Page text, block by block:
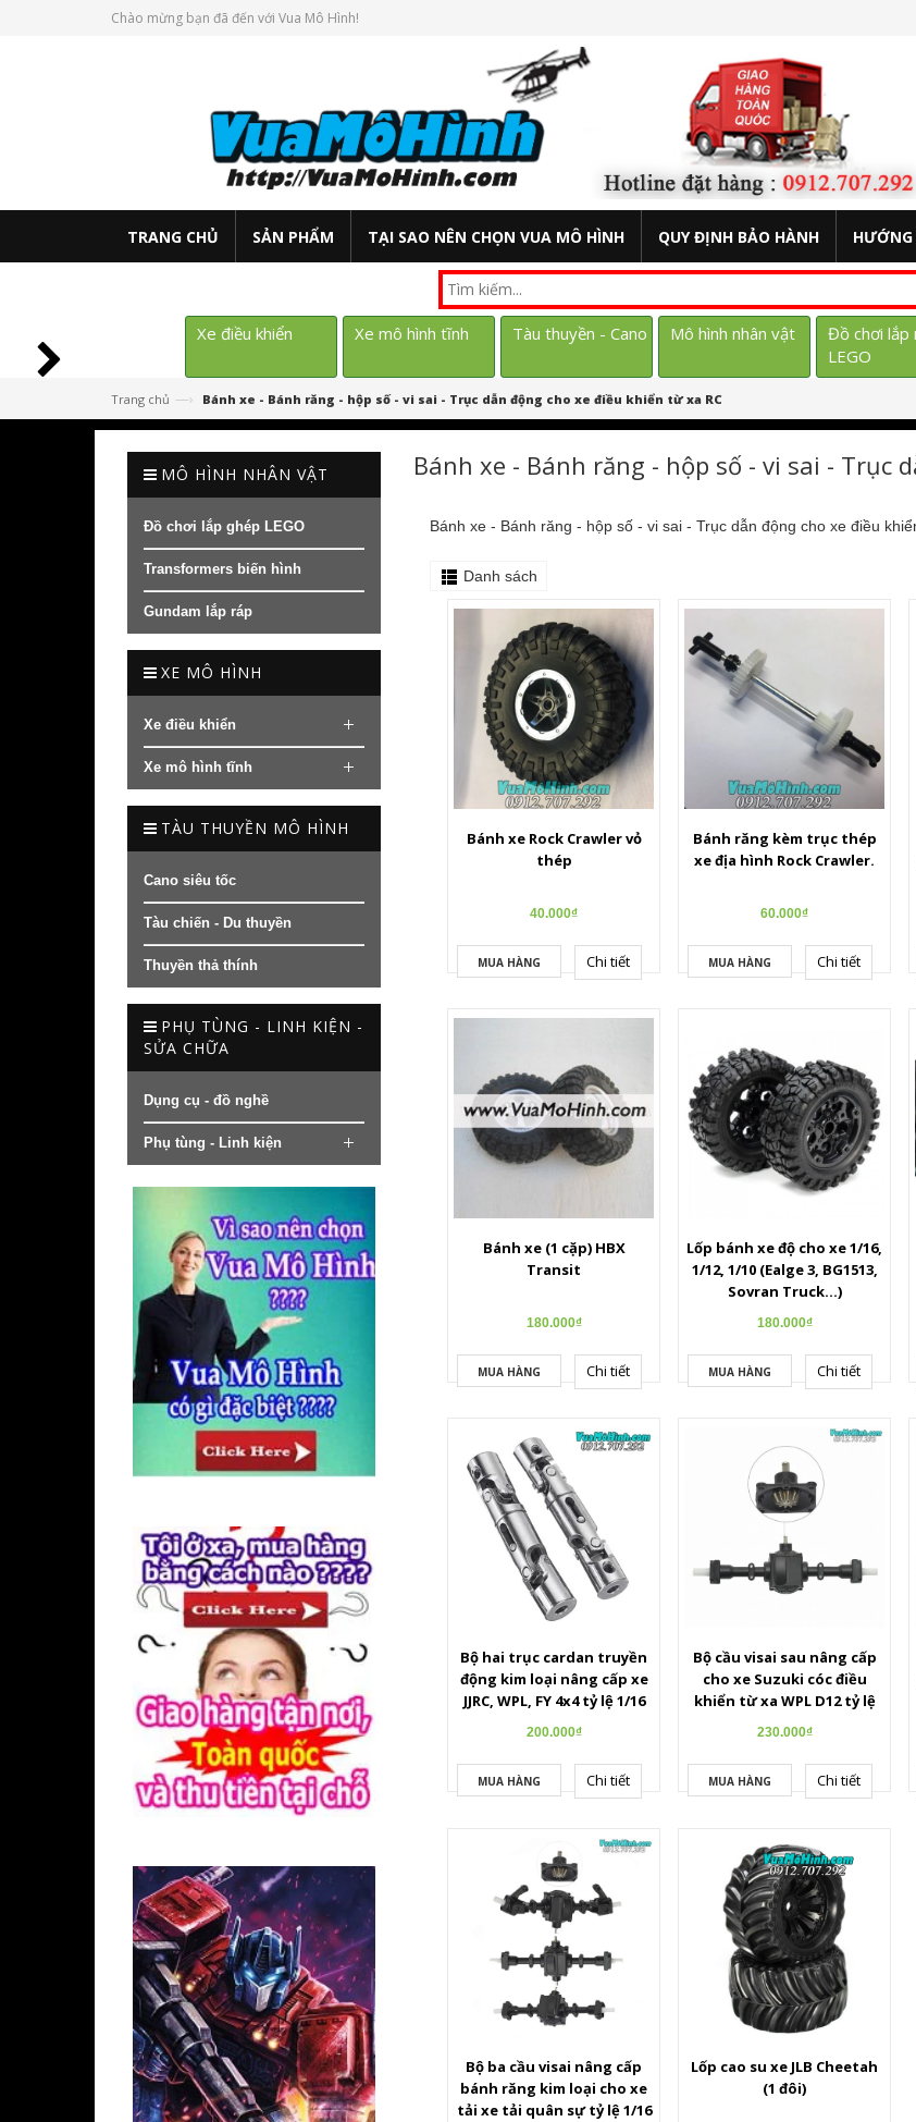
Chào mừng bạn đã đến với Vua Mô Hình!
TRANG CHỦ SẢN PHẨM TẠI SAO NÊN CHỌN VUA MÔ HÌNH QUY ĐỊNH BẢO HÀNH
Xe điều khiển Xe mô hình tĩnh Tàu thuyền - Cano Mô hình nhân vật
Đồ chơi lắp
LEGO
Trang chủ —› Bánh xe - Bánh răng - hộp số - vi sai - Trục dẫn động cho xe điều khiển từ xa RC
MÔ HÌNH NHÂN VẬT
Đồ chơi lắp ghép LEGO
Transformers biến hình
Gundam lắp ráp
XE MÔ HÌNH
Xe điều khiển
Xe mô hình tĩnh
TÀU THUYỀN MÔ HÌNH
Cano siêu tốc
Tàu chiến - Du thuyền
Thuyền thả thính
PHỤ TÙNG - LINH KIỆN -
SỬA CHỮA
Dụng cụ - đồ nghề
Phụ tùng - Linh kiện
Bánh xe - Bánh răng - hộp số - vi sai - Trục
Bánh xe - Bánh răng - hộp số - vi sai - Trục dẫn động cho xe điều
Danh sách
Bánh xe Rock Crawler vỏ
thép
40.000₫
MUA HÀNG Chi tiết
Bánh răng kèm trục thép
xe địa hình Rock Crawler.
60.000₫
MUA HÀNG Chi tiết
Bánh xe (1 cặp) HBX
Transit
180.000₫
MUA HÀNG Chi tiết
Lốp bánh xe độ cho xe 1/16,
1/12, 1/10 (Ealge 3, BG1513,
Sovran Truck...)
180.000₫
MUA HÀNG Chi tiết
Bộ hai trục cardan truyền
động kim loại nâng cấp xe
JJRC, WPL, FY 4x4 tỷ lệ 1/16
200.000₫
MUA HÀNG Chi tiết
Bộ cầu visai sau nâng cấp
cho xe Suzuki cóc điều
khiển từ xa WPL D12 tỷ lệ
1/16
230.000₫
MUA HÀNG Chi tiết
Bộ ba cầu visai nâng cấp
bánh răng kim loại cho xe
tải xe tải quân sự tỷ lệ 1/16
Lốp cao su xe JLB Cheetah
(1 đôi)